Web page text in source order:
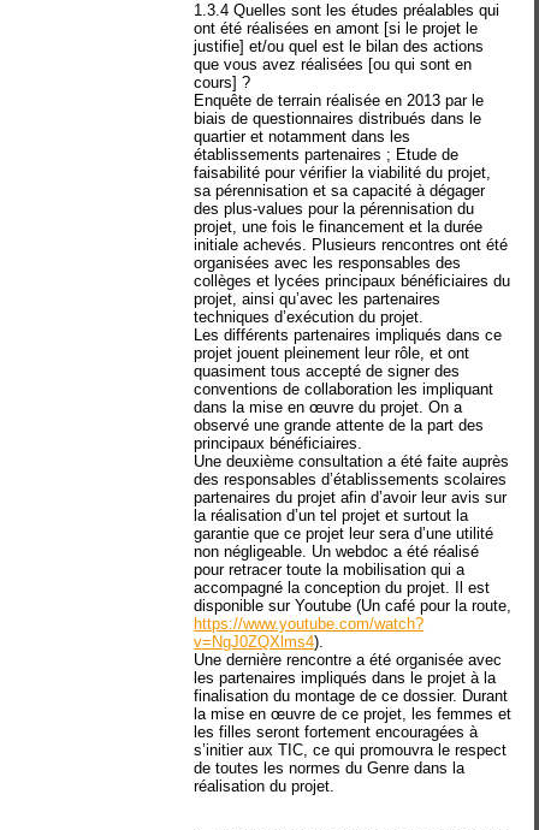
1.3.4 Quelles sont les études préalables qui
ont été réalisées en amont [si le projet le
justifie] et/ou quel est le bilan des actions
que vous avez réalisées [ou qui sont en
cours] ?
Enquête de terrain réalisée en 2013 par le
biais de questionnaires distribués dans le
quartier et notamment dans les
établissements partenaires ; Etude de
faisabilité pour vérifier la viabilité du projet,
sa pérennisation et sa capacité à dégager
des plus-values pour la pérennisation du
projet, une fois le financement et la durée
initiale achevés. Plusieurs rencontres ont été
organisées avec les responsables des
collèges et lycées principaux bénéficiaires du
projet, ainsi qu’avec les partenaires
techniques d’exécution du projet.
Les différents partenaires impliqués dans ce
projet jouent pleinement leur rôle, et ont
quasiment tous accepté de signer des
conventions de collaboration les impliquant
dans la mise en œuvre du projet. On a
observé une grande attente de la part des
principaux bénéficiaires.
Une deuxième consultation a été faite auprès
des responsables d’établissements scolaires
partenaires du projet afin d’avoir leur avis sur
la réalisation d’un tel projet et surtout la
garantie que ce projet leur sera d’une utilité
non négligeable. Un webdoc a été réalisé
pour retracer toute la mobilisation qui a
accompagné la conception du projet. Il est
disponible sur Youtube (Un café pour la route,
https://www.youtube.com/watch?
v=NgJ0ZQXlms4).
Une dernière rencontre a été organisée avec
les partenaires impliqués dans le projet à la
finalisation du montage de ce dossier. Durant
la mise en œuvre de ce projet, les femmes et
les filles seront fortement encouragées à
s’initier aux TIC, ce qui promouvra le respect
de toutes les normes du Genre dans la
réalisation du projet.